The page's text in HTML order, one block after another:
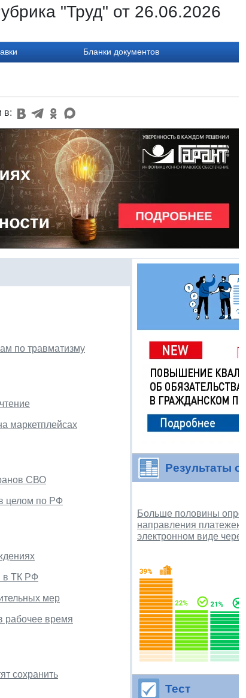
"Труд" от 26.06.2026
Бланки документов
в:
по травматизму
маркетплейсах
СВО
целом по РФ
в ТК РФ
мер
рабочее время
сохранить
Результаты
Больше половины
направления платежек
электронном виде через
Тест